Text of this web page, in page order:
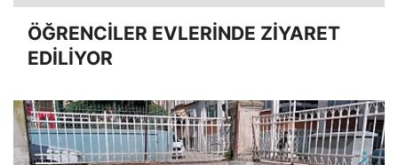
ÖĞRENCİLER EVLERİNDE ZİYARET
EDİLİYOR